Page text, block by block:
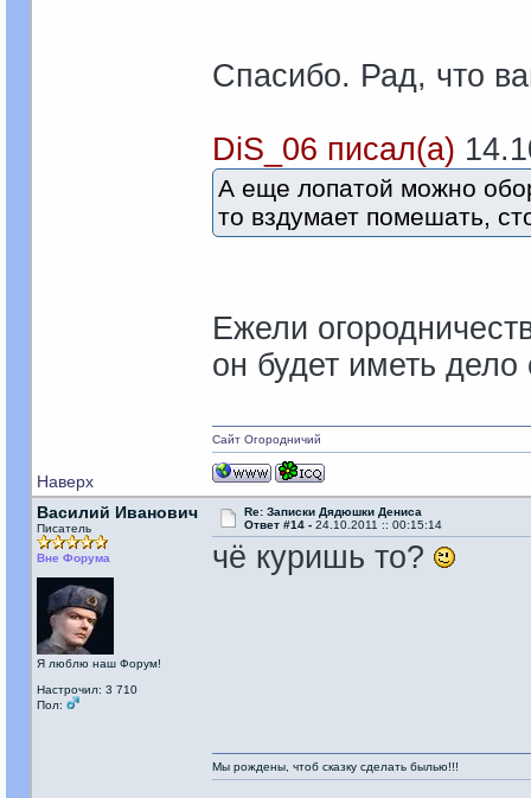
Спасибо. Рад, что
DiS_06 писал(а)
А еще лопатой можно
то вздумает помешать,
Ежели
он будет иметь
Наверх
Сайт Огородничий
Василий Иванович
Писатель
Вне Форума
Я люблю наш Форум!
Настрочил: 3 710
Пол:
Re: Записки Дядюшки Дениса
Ответ #14 - 24.10.2011 :: 00:15:14
чё куришь то?
Мы рождены, чтоб сказку сделать былью!!!